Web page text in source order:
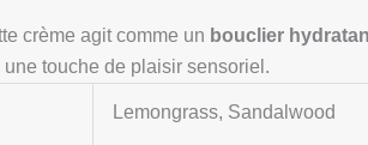
crème agit comme un bouclier
touche de plaisir sensoriel.
Lemongrass, Sandalwood